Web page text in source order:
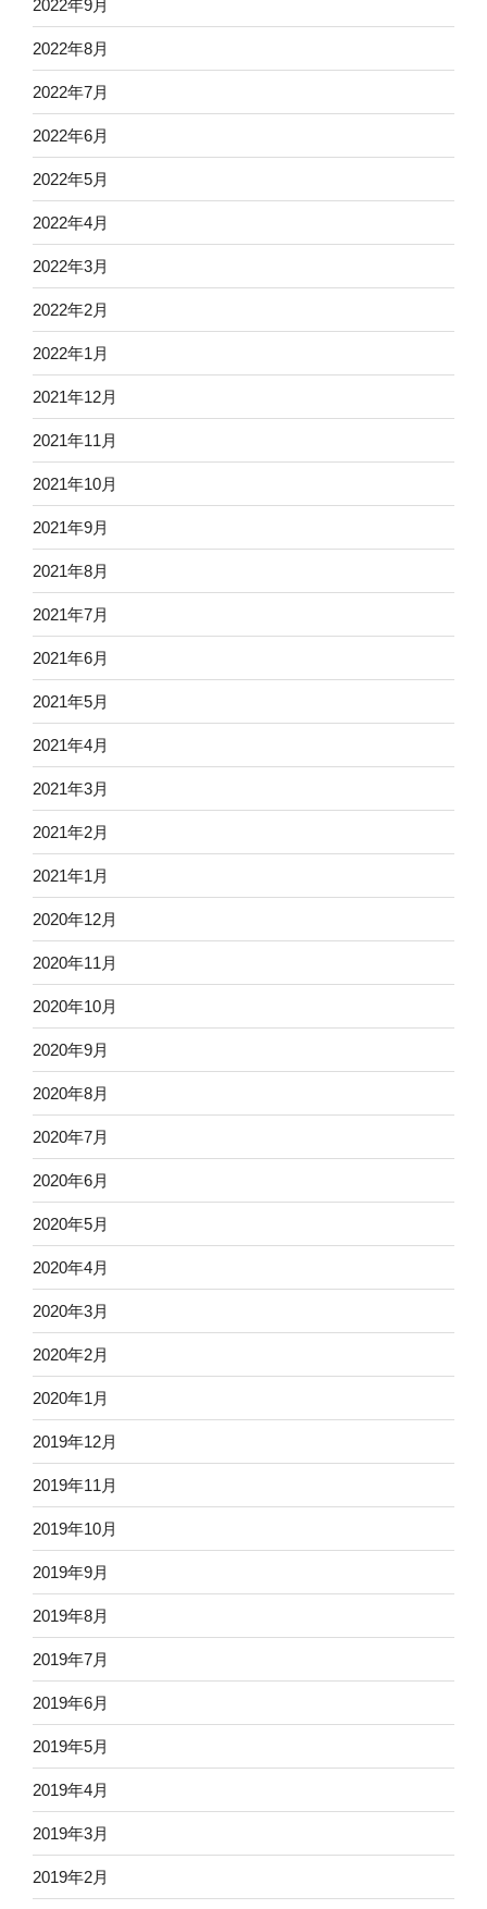
2022年9月
2022年8月
2022年7月
2022年6月
2022年5月
2022年4月
2022年3月
2022年2月
2022年1月
2021年12月
2021年11月
2021年10月
2021年9月
2021年8月
2021年7月
2021年6月
2021年5月
2021年4月
2021年3月
2021年2月
2021年1月
2020年12月
2020年11月
2020年10月
2020年9月
2020年8月
2020年7月
2020年6月
2020年5月
2020年4月
2020年3月
2020年2月
2020年1月
2019年12月
2019年11月
2019年10月
2019年9月
2019年8月
2019年7月
2019年6月
2019年5月
2019年4月
2019年3月
2019年2月